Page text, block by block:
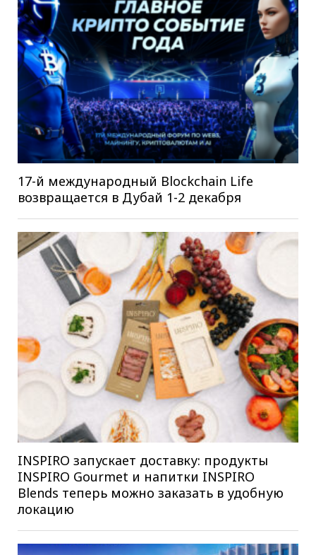
17-й международный Blockchain Life
возвращается в Дубай 1-2 декабря
INSPIRO запускает доставку: продукты
INSPIRO Gourmet и напитки INSPIRO
Blends теперь можно заказать в удобную
локацию